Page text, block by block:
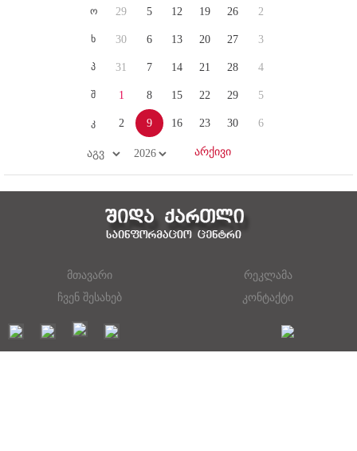
ო
ხ
პ
შ
კ
29
30
31
1
2
5
6
7
8
9
12
13
14
15
16
19
20
21
22
23
26
27
28
29
30
2
3
4
5
6
მთავარი
რეკლამა
ჩვენ შესახებ
კონტაქტი